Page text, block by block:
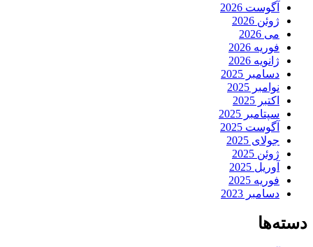
آگوست 2026
ژوئن 2026
می 2026
فوریه 2026
ژانویه 2026
دسامبر 2025
نوامبر 2025
اکتبر 2025
سپتامبر 2025
آگوست 2025
جولای 2025
ژوئن 2025
آوریل 2025
فوریه 2025
دسامبر 2023
دسته‌ها